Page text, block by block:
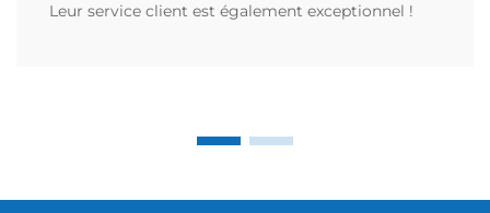
Leur service client est également exceptionnel !